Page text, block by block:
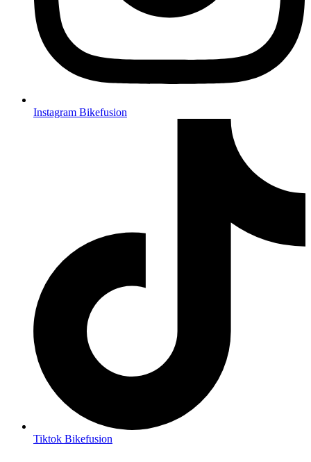
Instagram Bikefusion
Tiktok Bikefusion